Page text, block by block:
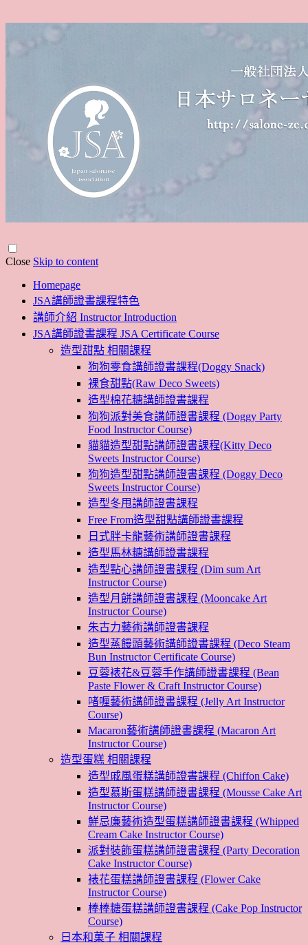
Close Skip to content
Homepage
JSA講師證書課程特色
講師介紹 Instructor Introduction
JSA講師證書課程 JSA Certificate Course
造型甜點 相關課程
狗狗零食講師證書課程(Doggy Snack)
裸食甜點(Raw Deco Sweets)
造型棉花糖講師證書課程
狗狗派對美食講師證書課程 (Doggy Party
Food Instructor Course)
貓貓造型甜點講師證書課程(Kitty Deco
Sweets Instructor Course)
狗狗造型甜點講師證書課程 (Doggy Deco
Sweets Instructor Course)
造型冬甩講師證書課程
Free From造型甜點講師證書課程
日式胖卡龍藝術講師證書課程
造型馬林糖講師證書課程
造型點心講師證書課程 (Dim sum Art
Instructor Course)
造型月餅講師證書課程 (Mooncake Art
Instructor Course)
朱古力藝術講師證書課程
造型蒸饅頭藝術講師證書課程 (Deco Steam
Bun Instructor Certificate Course)
豆蓉裱花&豆蓉手作講師證書課程 (Bean
Paste Flower & Craft Instructor Course)
啫喱藝術講師證書課程 (Jelly Art Instructor
Course)
Macaron藝術講師證書課程 (Macaron Art
Instructor Course)
造型蛋糕 相關課程
造型戚風蛋糕講師證書課程 (Chiffon Cake)
造型慕斯蛋糕講師證書課程 (Mousse Cake Art
Instructor Course)
鮮忌廉藝術造型蛋糕講師證書課程 (Whipped
Cream Cake Instructor Course)
派對裝飾蛋糕講師證書課程 (Party Decoration
Cake Instructor Course)
裱花蛋糕講師證書課程 (Flower Cake
Instructor Course)
棒棒糖蛋糕講師證書課程 (Cake Pop Instructor
Course)
日本和菓子 相關課程